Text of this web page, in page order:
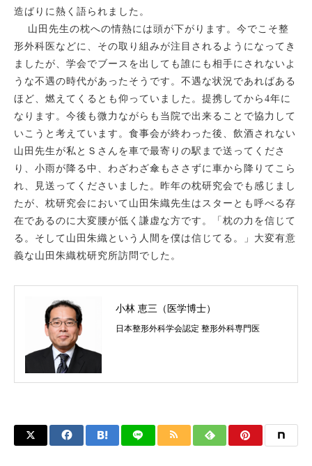
造ばりに熱く語られました。
山田先生の枕への情熱には頭が下がります。今でこそ整
形外科医などに、その取り組みが注目されるようになってき
ましたが、学会でブースを出しても誰にも相手にされないよ
うな不遇の時代があったそうです。不遇な状況であればある
ほど、燃えてくるとも仰っていました。提携してから 4年に
なります。今後も微力ながらも当院で出来ることで協力して
いこうと考えています。食事会が終わった後、飲酒されない
山田先生が私とＳさんを車で最寄りの駅まで送ってくださ
り、小雨が降る中、わざわざ傘もささずに車から降りてこら
れ、見送ってくださいました。昨年の枕研究会でも感じまし
たが、枕研究会において山田朱織先生はスターとも呼べる存
在であるのに大変腰が低く謙虚な方です。「枕の力を信じて
る。そして山田朱織という人間を僕は信じてる。」大変有意
義な山田朱織枕研究所訪問でした。
小林 恵三（医学博士）
日本整形外科学会認定 整形外科専門医